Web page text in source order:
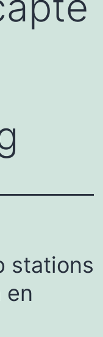
stations
en